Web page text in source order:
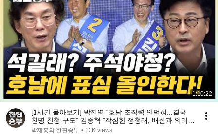
1:10:22
[1시간 몰아보기] 박진영 “호남 조직력 안먹혀...결국
친명 친청 구도” 김종혁 "작심한 정청래, 배신과 의리
만"[한판승부]
박재홍의 한판승부 • 13K views